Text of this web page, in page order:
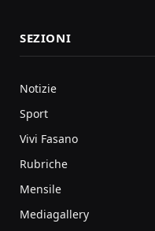
SEZIONI
Notizie
Sport
Vivi Fasano
Rubriche
Mensile
Mediagallery